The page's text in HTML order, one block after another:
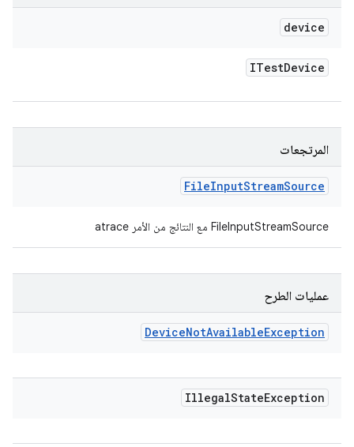
device
ITestDevice
المرتجعات
FileInputStreamSource
‫FileInputStreamSource مع النتائج من الأمر atrace
عمليات الطرح
DeviceNotAvailableException
IllegalStateException